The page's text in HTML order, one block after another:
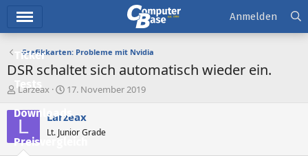
Ticker
Tests
Downloads
Preisvergleich
Anmelden
Grafikkarten: Probleme mit Nvidia
DSR schaltet sich automatisch wieder ein.
E
s
e
Larzeax
E
s
e
17. November 2019
L Larzeax
Lt. Junior Grade